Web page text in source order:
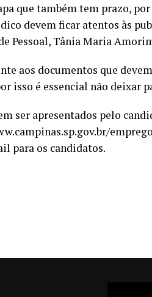
que também tem prazo,
devem ficar atentos às
Pessoal, Tânia Maria
aos documentos que
isso é essencial não deixar
ser apresentados pelo
para os candidatos.